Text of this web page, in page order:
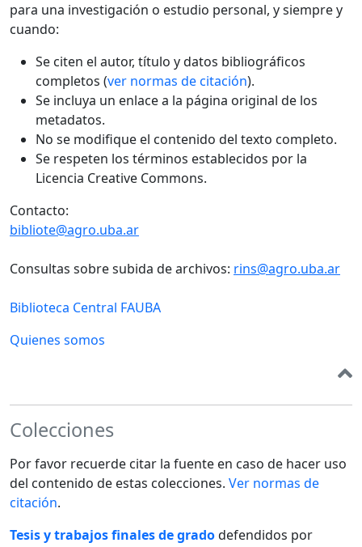
para una investigación o estudio personal, y siempre y
cuando:
Se citen el autor, título y datos bibliográficos
completos (ver normas de citación).
Se incluya un enlace a la página original de los
metadatos.
No se modifique el contenido del texto completo.
Se respeten los términos establecidos por la
Licencia Creative Commons.
Contacto:
bibliote@agro.uba.ar
Consultas sobre subida de archivos: rins@agro.uba.ar
Biblioteca Central FAUBA
Quienes somos
Colecciones
Por favor recuerde citar la fuente en caso de hacer uso
del contenido de estas colecciones. Ver normas de
citación.
Tesis y trabajos finales de gradodefendidos por